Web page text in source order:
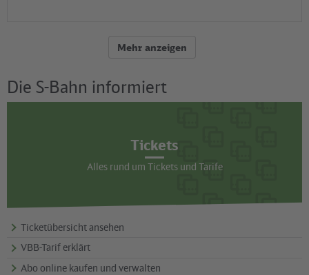
Mehr anzeigen
Die S-Bahn informiert
Tickets
Alles rund um Tickets und Tarife
Ticketübersicht ansehen
VBB-Tarif erklärt
Abo online kaufen und verwalten